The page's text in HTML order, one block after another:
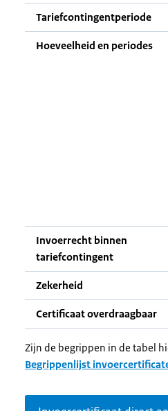
Tariefcontingentperiode
Hoeveelheid en periodes
Invoerrecht binnen
tariefcontingent
Zekerheid
Certificaat overdraagbaar
Zijn de begrippen in de tabel
Begrippenlijst